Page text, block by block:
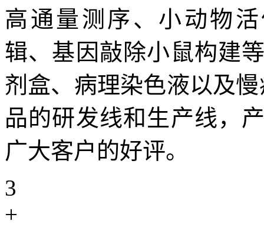
高通量测序、小动物活
辑、基因敲除小鼠构建
剂盒、病理染色液以及
品的研发线和生产线，
广大客户的好评。
3
+